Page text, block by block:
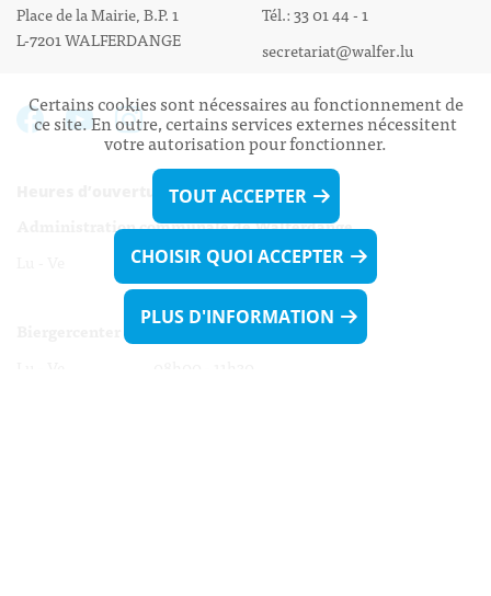
Place de la Mairie, B.P. 1
L-7201 WALFERDANGE
Tél.: 33 01 44 - 1
secretariat@walfer.lu
Heures d’ouverture:
Administration communale de Walferdange
Lu - Ve 08h00 - 11h30
13h30 - 16h00
Certains cookies sont nécessaires au fonctionnement de
ce site. En outre, certains services externes nécessitent
votre autorisation pour fonctionner.
TOUT ACCEPTER
CHOISIR QUOI ACCEPTER
PLUS D'INFORMATION